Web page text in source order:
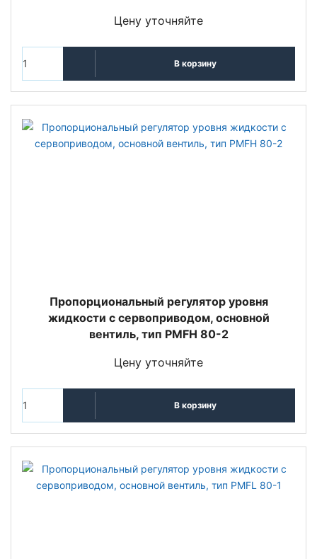
Цену уточняйте
В корзину
Пропорциональный регулятор уровня
жидкости с сервоприводом, основной
вентиль, тип PMFH 80-2
Цену уточняйте
В корзину